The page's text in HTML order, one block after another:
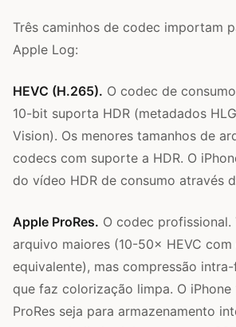
Três caminhos de codec importam
Apple Log:
HEVC (H.265). O codec de
10-bit suporta HDR (metadados
Vision). Os menores tamanhos de
codecs com suporte a HDR. O
do vídeo HDR de consumo através
Apple ProRes. O codec profissional.
arquivo maiores (10-50× HEVC
equivalente), mas compressão
que faz colorização limpa. O iPhone
ProRes seja para armazenamento